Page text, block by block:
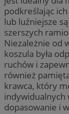
podkreślając
lub luźniejsze
szerszych
Niezależnie od
koszula była
ruchów i
również
krawca, który
indywidualnych
dopasowanie i